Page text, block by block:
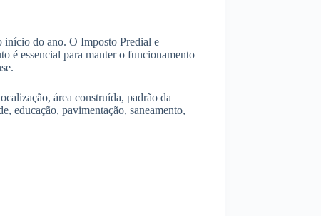
início do ano. O Imposto Predial e
é essencial para manter o funcionamento
área construída, padrão da
educação, pavimentação, saneamento,